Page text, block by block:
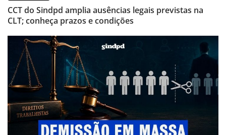
CCT do Sindpd amplia ausências legais previstas na
CLT; conheça prazos e condições